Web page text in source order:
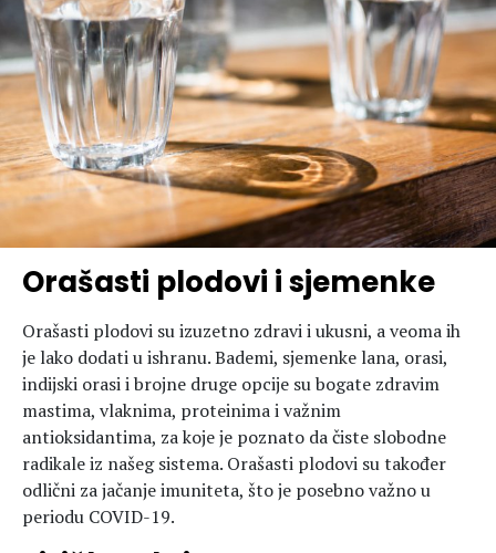
Orašasti plodovi i sjemenke
Orašasti plodovi su izuzetno zdravi i ukusni, a veoma ih
je lako dodati u ishranu. Bademi, sjemenke lana, orasi,
indijski orasi i brojne druge opcije su bogate zdravim
mastima, vlaknima, proteinima i važnim
antioksidantima, za koje je poznato da čiste slobodne
radikale iz našeg sistema. Orašasti plodovi su također
odlični za jačanje imuniteta, što je posebno važno u
periodu COVID-19.